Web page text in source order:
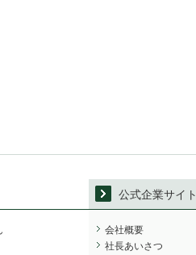
公式企業サイト
会社概要
社長あいさつ